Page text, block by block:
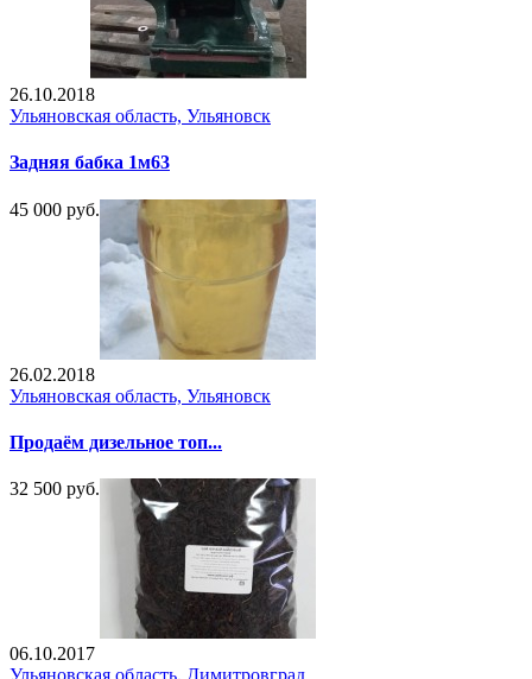
26.10.2018
Ульяновская область, Ульяновск
Задняя бабка 1м63
45 000 руб.
26.02.2018
Ульяновская область, Ульяновск
Продаём дизельное топ...
32 500 руб.
06.10.2017
Ульяновская область, Димитровград